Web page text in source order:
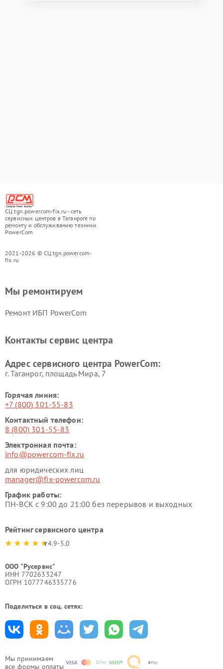
СЦ tgn.powercom-fix.ru - сеть
сервисных центров в Таганроге по
ремонту и обслуживанию техники
PowerCom
2021-2026 © СЦ tgn.powercom-
fix.ru
Мы принимаем
все формы оплаты
Мы ремонтируем
Ремонт ИБП PowerCom
Контакты сервис центра
Адрес сервисного центра PowerCom:
г. Таганрог, площадь Мира, 7
Горячая линия:
+7 (800) 301-55-83
Контактный телефон:
8 (800) 301-55-83
Электронная почта:
info@powercom-fix.ru
для юридических лиц
manager@fix-powercom.ru
График работы:
ПН-ВСК с 9:00 до 21:00 без перерывов и выходных
Рейтинг сервисного центра
4.9-5.0
ООО "Русервис"
ИНН 7702633247
ОГРН 1077746335776
Поделиться в соц. сетях: